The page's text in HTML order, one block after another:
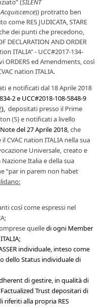
(SILENT
)) protratto ben
come RES JUDICATA, STARE
dei punti che precedono,
DECLARATION AND ORDER
ITALIA”- UCC#2017-134-
ORDERS ed Amendments, così
nation ITALIA.
i e notificatidal 18 Aprile 2018
2 e UCC#2018-108-5848-9
), depositati presso il Prime
(S)e notificatia livello
del 27 Aprile 2018,che
il CVAC nation ITALIA nella sua
Universale, creato e
Italia e della sua
“par in parem non habet
così comeespressi nel
quelledi ogni Member
individuale, inteso come
dello Status individuale di
di gestire, in qualità di
Factualized Trustdepositaridi
riferiti alla propria RES